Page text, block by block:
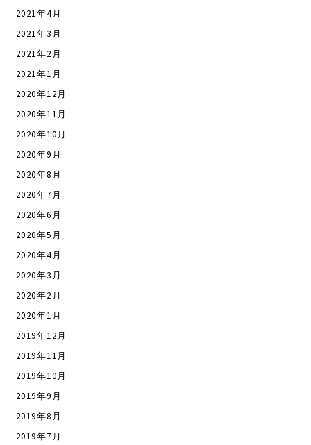
2021年4月
2021年3月
2021年2月
2021年1月
2020年12月
2020年11月
2020年10月
2020年9月
2020年8月
2020年7月
2020年6月
2020年5月
2020年4月
2020年3月
2020年2月
2020年1月
2019年12月
2019年11月
2019年10月
2019年9月
2019年8月
2019年7月